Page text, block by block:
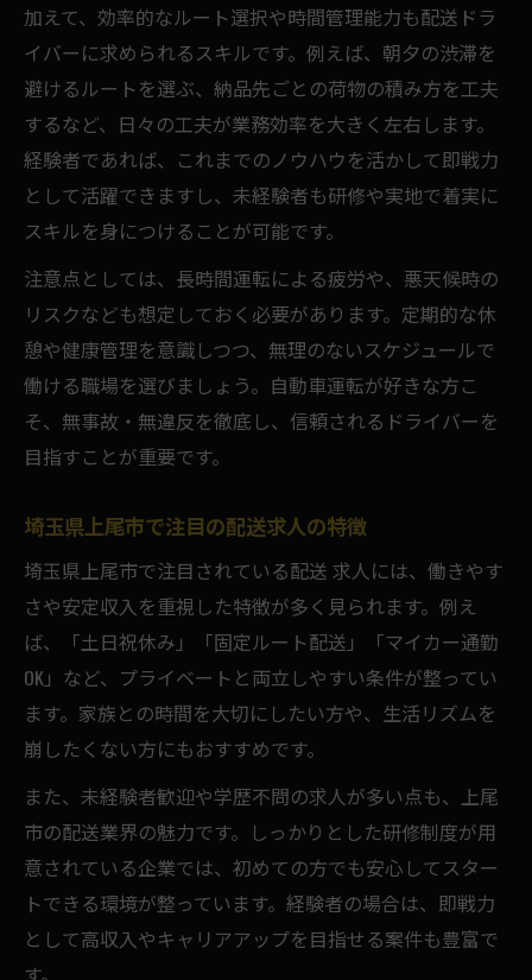
配送求人で叶える理想のキャリアパス
配送求人でキャリアアップを目指す方法
自動車経験を活かした配送求人の将来性
長く働ける配送求人のキャリア構築ポイン
ト
配送求人で資格取得やスキルアップを実現
力
加えて、効率的なルート選択や時間管理能力も配送ドラ
イバーに求められるスキルです。例えば、朝夕の渋滞を
避けるルートを選ぶ、納品先ごとの荷物の積み方を工夫
するなど、日々の工夫が業務効率を大きく左右します。
経験者であれば、これまでのノウハウを活かして即戦力
として活躍できますし、未経験者も研修や実地で着実に
スキルを身につけることが可能です。
注意点としては、長時間運転による疲労や、悪天候時の
リスクなども想定しておく必要があります。定期的な休
憩や健康管理を意識しつつ、無理のないスケジュールで
働ける職場を選びましょう。自動車運転が好きな方こ
そ、無事故・無違反を徹底し、信頼されるドライバーを
目指すことが重要です。
埼玉県上尾市で注目の配送求人の特徴
埼玉県上尾市で注目されている配送 求人には、働きやす
さや安定収入を重視した特徴が多く見られます。例え
ば、「土日祝休み」「固定ルート配送」「マイカー通勤
OK」など、プライベートと両立しやすい条件が整ってい
ます。家族との時間を大切にしたい方や、生活リズムを
崩したくない方にもおすすめです。
また、未経験者歓迎や学歴不問の求人が多い点も、上尾
市の配送業界の魅力です。しっかりとした研修制度が用
意されている企業では、初めての方でも安心してスター
トできる環境が整っています。経験者の場合は、即戦力
として高収入やキャリアアップを目指せる案件も豊富で
す。